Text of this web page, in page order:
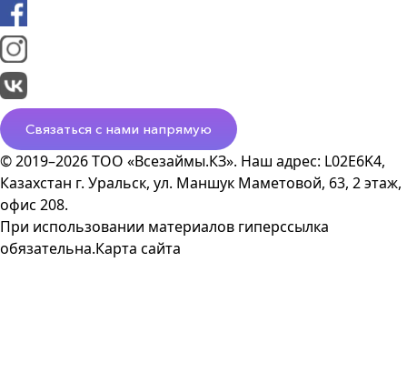
Связаться с нами напрямую
© 2019–2026 ТОО «Всезаймы.КЗ». Наш адрес: L02E6K4,
Казахстан г. Уральск, ул. Маншук Маметовой, 63, 2 этаж,
офис 208.
При использовании материалов гиперссылка
обязательна.Карта сайта